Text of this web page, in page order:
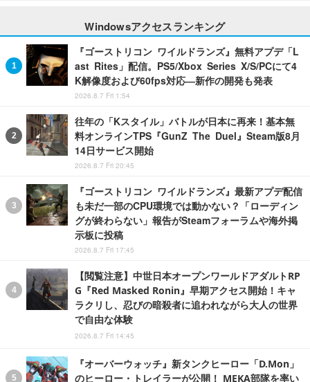
Windowsアクセスランキング
『ゴーストリコン ワイルドランズ』無料アプデ「L
ast Rites」配信。PS5/Xbox Series X/S/PCにて4
K解像度および60fps対応―新作の開発も発表
2026.8.7 Fri 1:54
往年の「Kスタイル」バトルが日本に再来！基本無
料オンラインTPS『GunZ The Duel』Steam版8月
14日サービス開始
2026.8.7 Fri 20:45
『ゴーストリコン ワイルドランズ』最新アプデ配信
も未だ一部のCPU環境では動かない？「ローディン
グが終わらない」報告がSteamフォーラムや海外掲
示板に投稿
2026.8.7 Fri 17:45
【閲覧注意】中世日本オープンワールドアダルトRP
G『Red Masked Ronin』早期アクセス開始！キャ
ラクリし、忍びの暗殺者に追われながら大人の世界
で自由な体験
2026.8.7 Fri 14:45
『オーバーウォッチ』新タンクヒーロー「D.Mon」
のヒーロー・トレイラーが公開！ MEKA部隊を率い